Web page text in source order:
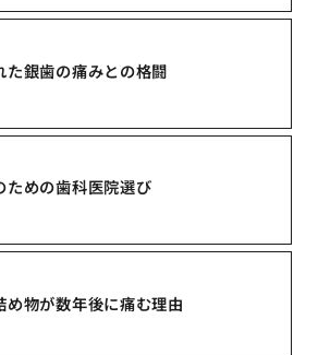
た銀歯の痛みとの格闘
ための歯科医院選び
め物が数年後に痛む理由